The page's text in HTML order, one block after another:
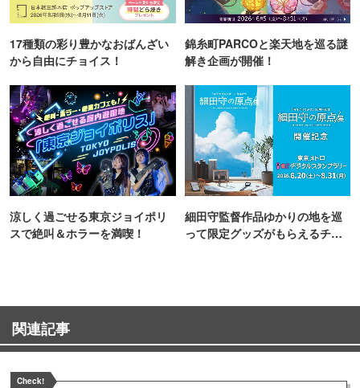
17種類の彩り豊かなおばんざい
から自由にチョイス！
錦糸町PARCOと楽天地を巡る謎
解き企画が開催！
涼しく過ごせる東京ジョイポリ
スで絶叫＆ホラーを満喫！
細田守監督作品ゆかりの地を巡
って限定グッズがもらえるチャ
関連記事
Check!